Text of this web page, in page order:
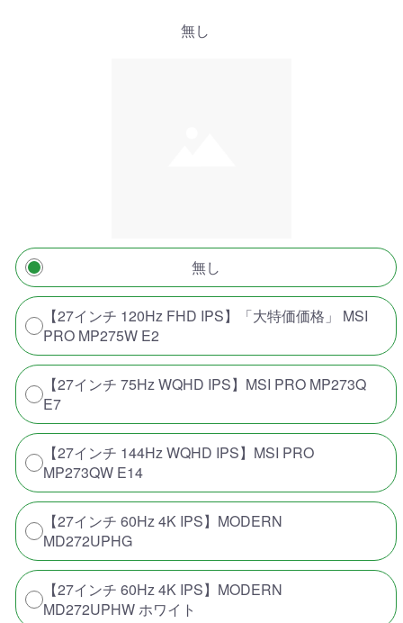
無し
無し
【27インチ 120Hz FHD IPS】「大特価価格」 MSI
PRO MP275W E2
【27インチ 75Hz WQHD IPS】MSI PRO MP273Q
E7
【27インチ 144Hz WQHD IPS】MSI PRO
MP273QW E14
【27インチ 60Hz 4K IPS】MODERN
MD272UPHG
【27インチ 60Hz 4K IPS】MODERN
MD272UPHW ホワイト